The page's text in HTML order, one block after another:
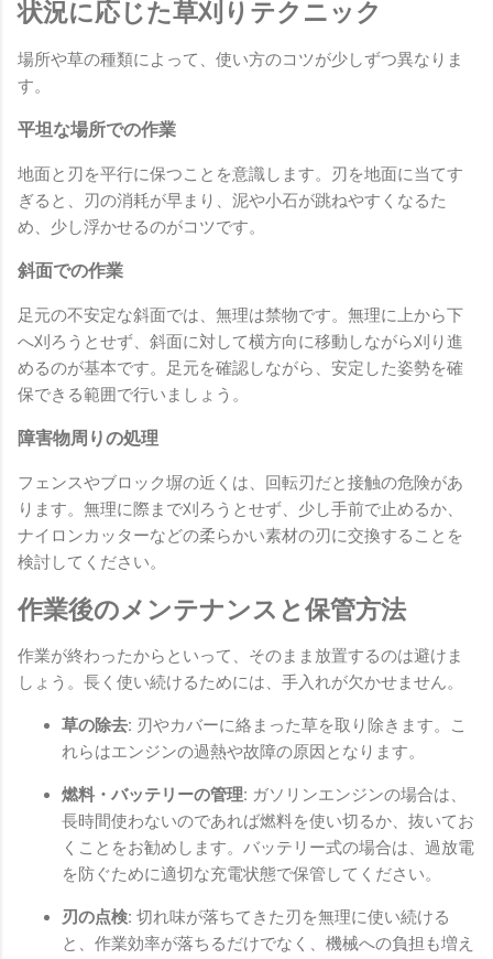
状況に応じた草刈りテクニック
場所や草の種類によって、使い方のコツが少しずつ異なりま
す。
平坦な場所での作業
地面と刃を平行に保つことを意識します。刃を地面に当てす
ぎると、刃の消耗が早まり、泥や小石が跳ねやすくなるた
め、少し浮かせるのがコツです。
斜面での作業
足元の不安定な斜面では、無理は禁物です。無理に上から下
へ刈ろうとせず、斜面に対して横方向に移動しながら刈り進
めるのが基本です。足元を確認しながら、安定した姿勢を確
保できる範囲で行いましょう。
障害物周りの処理
フェンスやブロック塀の近くは、回転刃だと接触の危険があ
ります。無理に際まで刈ろうとせず、少し手前で止めるか、
ナイロンカッターなどの柔らかい素材の刃に交換することを
検討してください。
作業後のメンテナンスと保管方法
作業が終わったからといって、そのまま放置するのは避けま
しょう。長く使い続けるためには、手入れが欠かせません。
草の除去: 刃やカバーに絡まった草を取り除きます。こ
れらはエンジンの過熱や故障の原因となります。
燃料・バッテリーの管理: ガソリンエンジンの場合は、
長時間使わないのであれば燃料を使い切るか、抜いてお
くことをお勧めします。バッテリー式の場合は、過放電
を防ぐために適切な充電状態で保管してください。
刃の点検: 切れ味が落ちてきた刃を無理に使い続ける
と、作業効率が落ちるだけでなく、機械への負担も増え